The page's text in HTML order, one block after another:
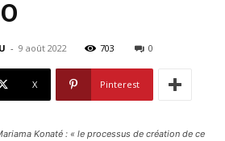
- 9 août 2022 703 0
X Pinterest
Konaté : « le processus de création de ce